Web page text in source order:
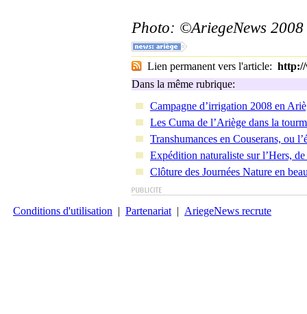
Photo: ©AriegeNews 2008
Lien permanent vers l'article: http://
Dans la même rubrique:
Campagne d’irrigation 2008 en
Les Cuma de l’Ariège dans la
Transhumances en Couserans, ou
Expédition naturaliste sur l’Hers,
Clôture des Journées Nature en
Conditions d'utilisation | Partenariat | AriegeNews recrute